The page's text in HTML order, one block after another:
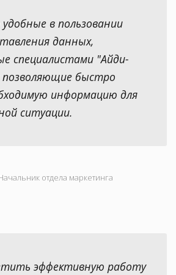
в пользовании
данных,
специалистами "Айди-
быстро
информацию для
ситуации.
отдела маркетинга
эффективную работу